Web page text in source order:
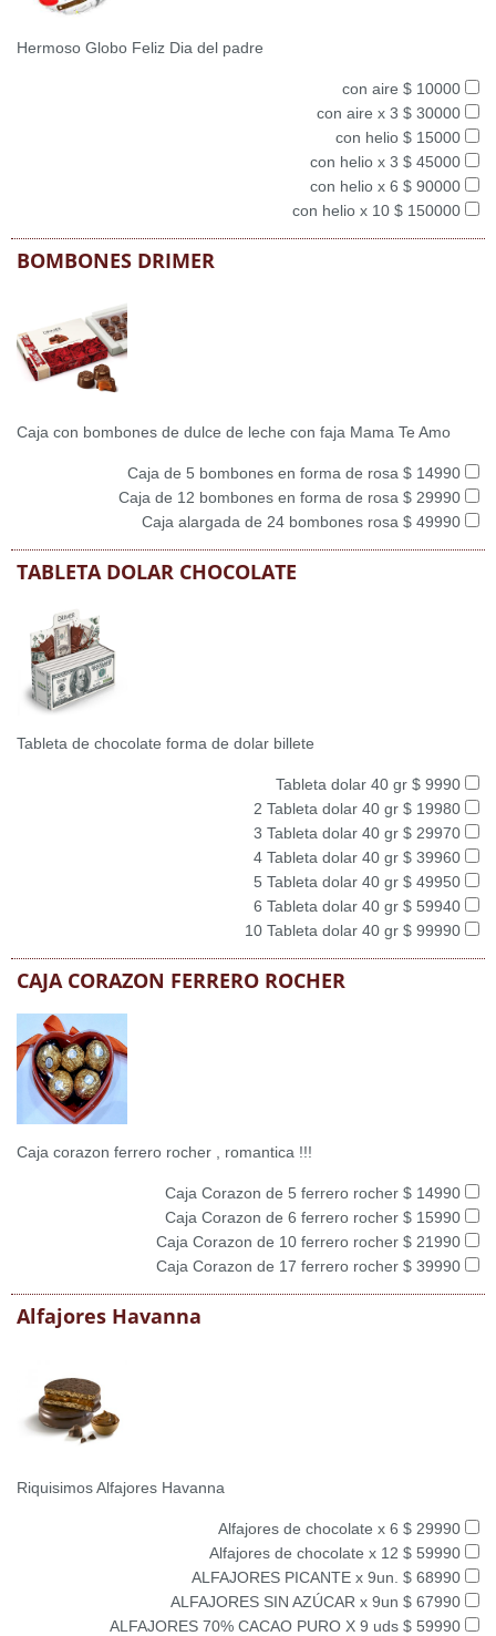
Hermoso Globo Feliz Dia del padre
con aire $ 10000
con aire x 3 $ 30000
con helio $ 15000
con helio x 3 $ 45000
con helio x 6 $ 90000
con helio x 10 $ 150000
BOMBONES DRIMER
Caja con bombones de dulce de leche con faja Mama Te Amo
Caja de 5 bombones en forma de rosa $ 14990
Caja de 12 bombones en forma de rosa $ 29990
Caja alargada de 24 bombones rosa $ 49990
TABLETA DOLAR CHOCOLATE
Tableta de chocolate forma de dolar billete
Tableta dolar 40 gr $ 9990
2 Tableta dolar 40 gr $ 19980
3 Tableta dolar 40 gr $ 29970
4 Tableta dolar 40 gr $ 39960
5 Tableta dolar 40 gr $ 49950
6 Tableta dolar 40 gr $ 59940
10 Tableta dolar 40 gr $ 99990
CAJA CORAZON FERRERO ROCHER
Caja corazon ferrero rocher , romantica !!!
Caja Corazon de 5 ferrero rocher $ 14990
Caja Corazon de 6 ferrero rocher $ 15990
Caja Corazon de 10 ferrero rocher $ 21990
Caja Corazon de 17 ferrero rocher $ 39990
Alfajores Havanna
Riquisimos Alfajores Havanna
Alfajores de chocolate x 6 $ 29990
Alfajores de chocolate x 12 $ 59990
ALFAJORES PICANTE x 9un. $ 68990
ALFAJORES SIN AZÚCAR x 9un $ 67990
ALFAJORES 70% CACAO PURO X 9 uds $ 59990